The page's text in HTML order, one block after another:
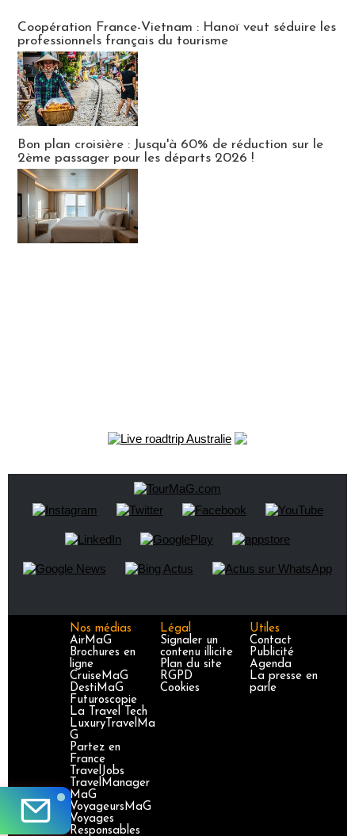
Coopération France-Vietnam : Hanoï veut séduire les
professionnels français du tourisme
Bon plan croisière : Jusqu'à 60% de réduction sur le
2ème passager pour les départs 2026 !
Nos médias
AirMaG
Brochures en
ligne
CruiseMaG
DestiMaG
Futuroscopie
La Travel Tech
LuxuryTravelMa
G
Partez en
France
TravelJobs
TravelManager
MaG
VoyageursMaG
Voyages
Responsables
Légal
Signaler un
contenu illicite
Plan du site
RGPD
Cookies
Utiles
Contact
Publicité
Agenda
La presse en
parle